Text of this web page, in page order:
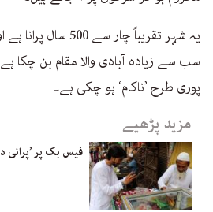
یہ شہر تقریباً چار سے
سب سے زیادہ آبادی والا مقام بن چکا ہے
پوری طرح ’ناکام‘ ہو چکی ہے۔
مزید پڑھیے
فیس بک پر ’پرانی